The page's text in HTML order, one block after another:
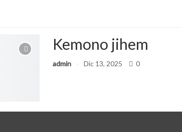
Kemono jihem
admin Dic 13, 2025 0